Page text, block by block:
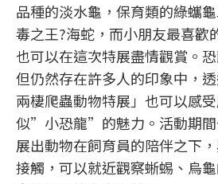
品種的淡水龜，保育類的綠蠵
毒之王?海蛇，而小朋友最喜歡
也可以在這次特展盡情觀賞。
但仍然存在許多人的印象中，
兩棲爬蟲動物特展」也可以感
似”小恐龍”的魅力。活動期間
展出動物在飼育員的陪伴之下
接觸，可以就近觀察蜥蜴、烏